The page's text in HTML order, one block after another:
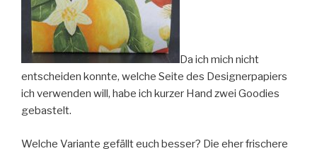
Da ich mich nicht
entscheiden konnte, welche Seite des Designerpapiers
ich verwenden will, habe ich kurzer Hand zwei Goodies
gebastelt.
Welche Variante gefällt euch besser? Die eher frischere